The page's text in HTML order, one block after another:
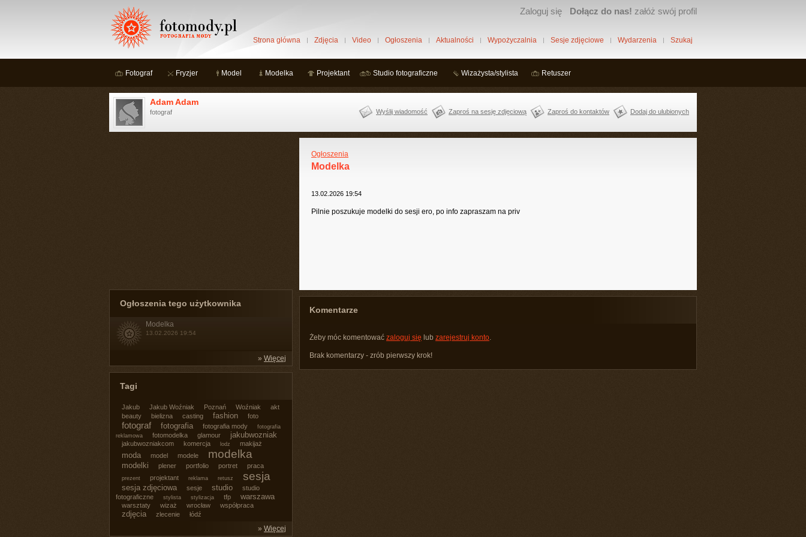
Zaloguj się Dołącz do nas! załóż swój profil
Strona główna Zdjęcia Video Ogłoszenia Aktualności Wypożyczalnia Sesje zdjęciowe Wydarzenia Szukaj
Fotograf Fryzjer Model Modelka Projektant Studio fotograficzne Wizażysta/stylista Retuszer
Adam Adam
fotograf Wyślij wiadomość Zaproś na sesję zdjęciową Zaproś do kontaktów Dodaj do ulubionych
Ogłoszenia
Modelka
13.02.2026 19:54
Pilnie poszukuje modelki do sesji ero, po info zapraszam na priv
Komentarze
Żeby móc komentować zaloguj się lub zarejestruj konto.
Brak komentarzy - zrób pierwszy krok!
Ogłoszenia tego użytkownika
Modelka
13.02.2026 19:54
» Więcej
Tagi
Jakub Jakub Woźniak Poznań Woźniak
akt
beauty
bielizna casting fashion foto
fotograf fotografia fotografia mody
fotografia
reklamowa
fotomodelka glamour jakubwozniak
jakubwozniakcom komercja lodz makijaż
moda model modele modelka
modelki plener portfolio portret praca
prezent projektant reklama retusz sesja
sesja zdjęciowa sesje studio
studio
fotograficzne
stylista stylizacja tfp warszawa
warsztaty wizaż wrocław współpraca
zdjęcia zlecenie łódź
» Więcej